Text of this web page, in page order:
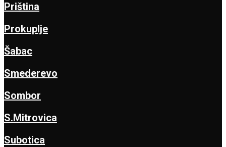
Priština
Prokuplje
Šabac
Smederevo
Sombor
S.Mitrovica
Subotica